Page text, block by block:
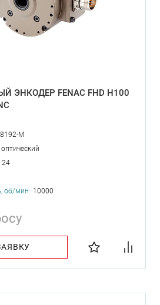
ЭНКОДЕР FENAC FHD H100
M
оптический
24
об/мин: 10000